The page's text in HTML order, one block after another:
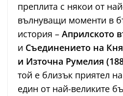
преплита с някои от
вълнуващи моменти в
история – Априлското
и Съединението на
и Източна Румелия
той е близък приятел на
един от най-великите